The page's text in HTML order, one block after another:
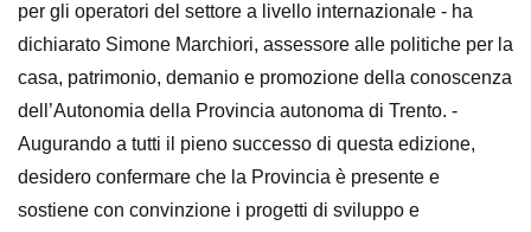
per gli operatori del settore a livello internazionale - ha
dichiarato Simone Marchiori, assessore alle politiche per la
casa, patrimonio, demanio e promozione della conoscenza
dell’Autonomia della Provincia autonoma di Trento. -
Augurando a tutti il pieno successo di questa edizione,
desidero confermare che la Provincia è presente e
sostiene con convinzione i progetti di sviluppo e